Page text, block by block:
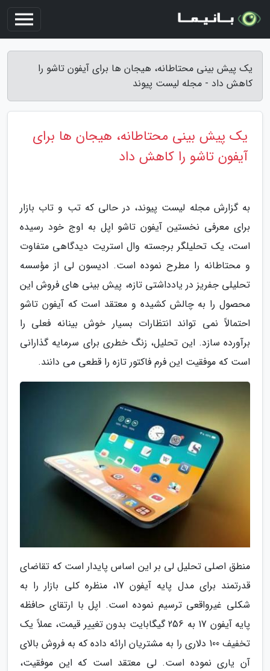
یک پیش بینی محتاطانه، هیجان ها برای آیفون تاشو را
کاهش داد - مجله لیست پیوند
یک پیش بینی محتاطانه، هیجان ها برای
آیفون تاشو را کاهش داد
به گزارش مجله لیست پیوند، در حالی که تب و تاب بازار
برای معرفی نخستین آیفون تاشو اپل به اوج خود رسیده
است، یک تحلیلگر برجسته وال استریت دیدگاهی متفاوت
و محتاطانه را مطرح نموده است. ادیسون لی از مؤسسه
تحلیلی جفریز در یادداشتی تازه، پیش بینی های فروش این
محصول را به چالش کشیده و معتقد است که آیفون تاشو
احتمالاً نمی تواند انتظارات بسیار خوش بینانه فعلی را
برآورده سازد. این تحلیل، زنگ خطری برای سرمایه گذارانی
است که موفقیت این فرم فاکتور تازه را قطعی می دانند.
منطق اصلی تحلیل لی بر این اساس پایدار است که تقاضای
قدرتمند برای مدل پایه آیفون 17، منظره کلی بازار را به
شکلی غیرواقعی ترسیم نموده است. اپل با ارتقای حافظه
پایه آیفون 17 به 256 گیگابایت بدون تغییر قیمت، عملاً یک
تخفیف 100 دلاری را به مشتریان ارائه داده که به فروش بالای
آن یاری نموده است. لی معتقد است که این موفقیت،